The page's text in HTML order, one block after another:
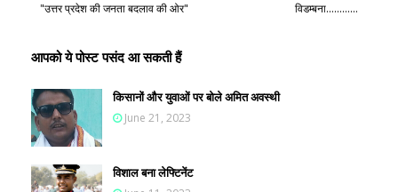
विडम्बना............
"उत्तर प्रदेश की जनता बदलाव की ओर"
आपको ये पोस्ट पसंद आ सकती हैं
किसानों और युवाओं पर बोले अमित अवस्थी
June 21, 2023
विशाल बना लेफ्टिनेंट